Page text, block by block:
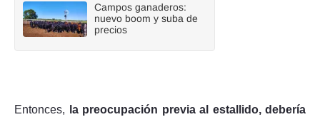
Campos ganaderos:
nuevo boom y suba de
precios
Entonces,
la preocupación previa al estallido, debería